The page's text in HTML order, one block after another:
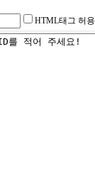
HTML태그 허용